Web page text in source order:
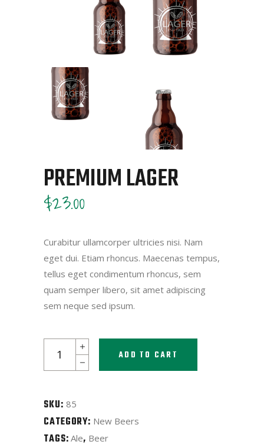
PREMIUM LAGER
$23.00
Curabitur ullamcorper ultricies nisi. Nam
eget dui. Etiam rhoncus. Maecenas tempus,
tellus eget condimentum rhoncus, sem
quam semper libero, sit amet adipiscing
sem neque sed ipsum.
Lager
ADD TO CART
SKU: 85
CATEGORY: New Beers
TAGS:Ale, Beer